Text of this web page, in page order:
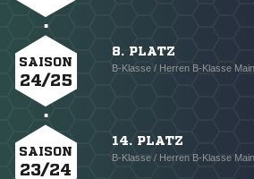
SAISON
24/25
8. PLATZ
B-Klasse / Herren B-Klasse
SAISON
23/24
14. PLATZ
B-Klasse / Herren B-Klasse